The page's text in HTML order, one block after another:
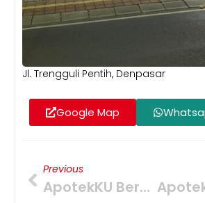
Jl. Trengguli Pentih, Denpasar
Google Map
Previous
ApotekKU Beraban